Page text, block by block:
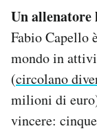
Un allenatore
Fabio Capello
mondo in
(circolano
milioni di
vincere: